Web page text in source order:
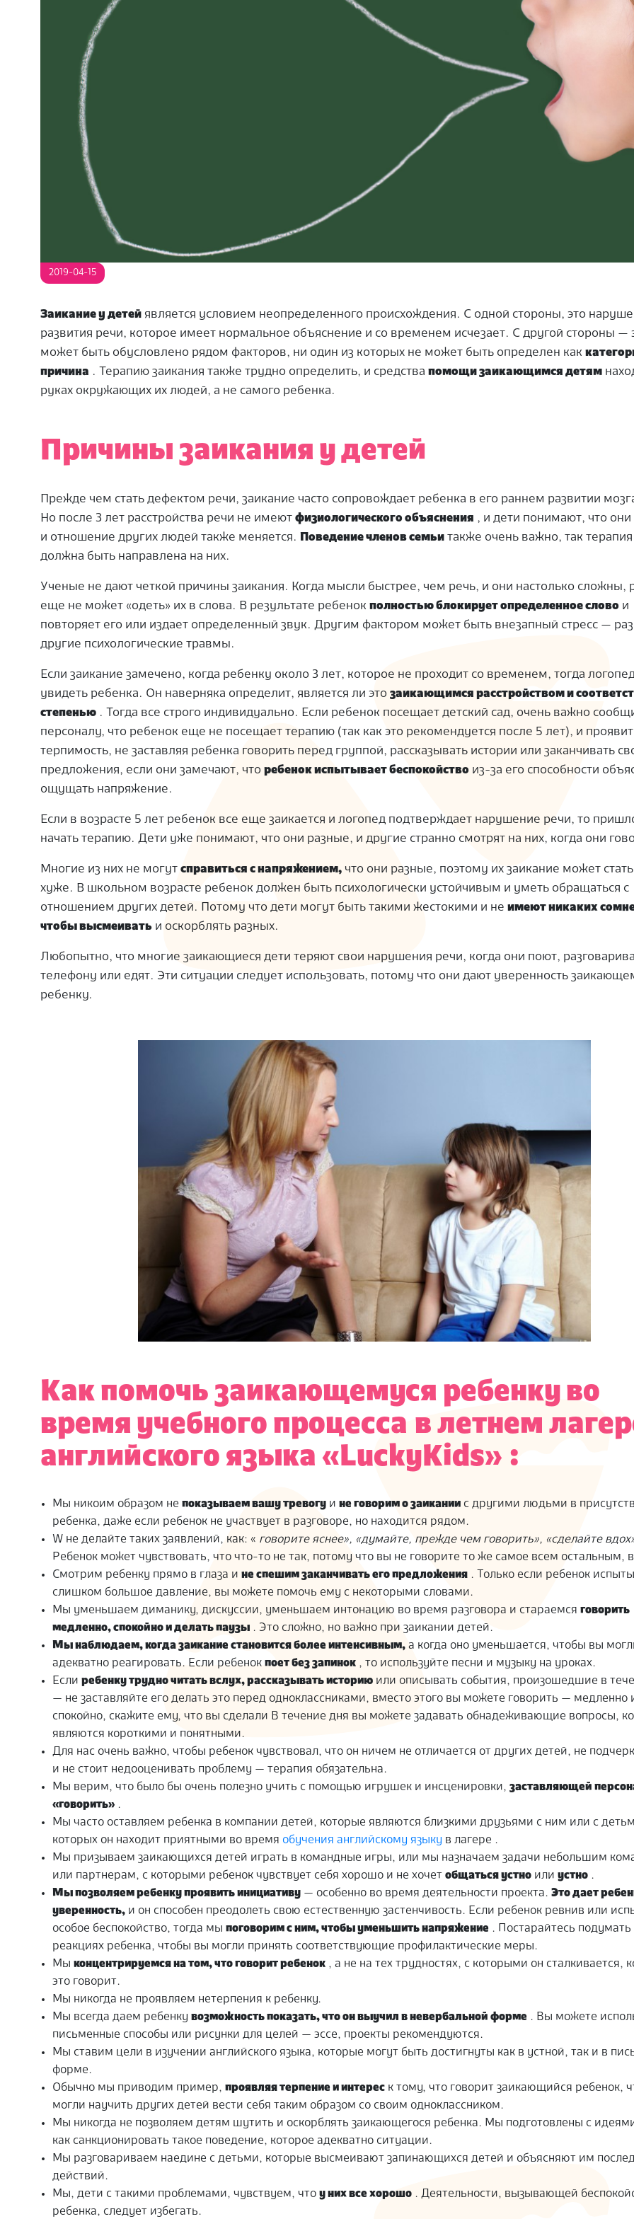
2019-04-15
Заикание у детей является условием неопределенного происхождения. С одной стороны, это
развития речи, которое имеет нормальное объяснение и со временем исчезает. С другой стороны —
может быть обусловлено рядом факторов, ни один из которых не может быть определен как
причина . Терапию заикания также трудно определить, и средства помощи заикающимся детям
руках окружающих их людей, а не самого ребенка.
Причины заикания у детей
Прежде чем стать дефектом речи, заикание часто сопровождает ребенка в его раннем развитии
Но после 3 лет расстройства речи не имеют физиологического объяснения , и дети понимают, что
и отношение других людей также меняется. Поведение членов семьи также очень важно, так
должна быть направлена на них.
Ученые не дают четкой причины заикания. Когда мысли быстрее, чем речь, и они настолько сложны,
еще не может «одеть» их в слова. В результате ребенок полностью блокирует определенное слово и
повторяет его или издает определенный звук. Другим фактором может быть внезапный стресс —
другие психологические травмы.
Если заикание замечено, когда ребенку около 3 лет, которое не проходит со временем, тогда
увидеть ребенка. Он наверняка определит, является ли это заикающимся расстройством и
степенью . Тогда все строго индивидуально. Если ребенок посещает детский сад, очень важно
персоналу, что ребенок еще не посещает терапию (так как это рекомендуется после 5 лет), и
терпимость, не заставляя ребенка говорить перед группой, рассказывать истории или заканчивать
предложения, если они замечают, что ребенок испытывает беспокойство из-за его способности
ощущать напряжение.
Если в возрасте 5 лет ребенок все еще заикается и логопед подтверждает нарушение речи, то
начать терапию. Дети уже понимают, что они разные, и другие странно смотрят на них, когда они
Многие из них не могут справиться с напряжением, что они разные, поэтому их заикание может
хуже. В школьном возрасте ребенок должен быть психологически устойчивым и уметь обращаться с
отношением других детей. Потому что дети могут быть такими жестокими и не имеют никаких
чтобы высмеивать и оскорблять разных.
Любопытно, что многие заикающиеся дети теряют свои нарушения речи, когда они поют,
телефону или едят. Эти ситуации следует использовать, потому что они дают уверенность
ребенку.
Как помочь заикающемуся ребенку во
время учебного процесса в летнем
английского языка «LuckyKids» :
Мы никоим образом непоказываем вашу тревогу ине говорим о заикании с другими людьми в
ребенка, даже если ребенок не участвует в разговоре, но находится рядом.
W не делайте таких заявлений, как: « говорите яснее», «думайте, прежде чем говорить», «сделайте
Ребенок может чувствовать, что что-то не так, потому что вы не говорите то же самое всем остальным,
Смотрим ребенку прямо в глаза ине спешим заканчивать его предложения . Только если ребенок
слишком большое давление, вы можете помочь ему с некоторыми словами.
Мы уменьшаем диманику, дискуссии, уменьшаем интонацию во время разговора и стараемсяговорить
медленно, спокойно и делать паузы . Это сложно, но важно при заикании детей.
Мы наблюдаем, когда заикание становится более интенсивным, а когда оно уменьшается, чтобы вы
адекватно реагировать. Если ребенокпоет без запинок , то используйте песни и музыку на уроках.
Еслиребенку трудно читать вслух, рассказывать историю или описывать события, произошедшие в
— не заставляйте его делать это перед одноклассниками, вместо этого вы можете говорить — медленно
спокойно, скажите ему, что вы сделали В течение дня вы можете задавать обнадеживающие вопросы,
являются короткими и понятными.
Для нас очень важно, чтобы ребенок чувствовал, что он ничем не отличается от других детей, не
и не стоит недооценивать проблему — терапия обязательна.
Мы верим, что было бы очень полезно учить с помощью игрушек и инсценировки,заставляющей
«говорить» .
Мы часто оставляем ребенка в компании детей, которые являются близкими друзьями с ним или с
которых он находит приятными во времяобучения английскому языку в лагере .
Мы призываем заикающихся детей играть в командные игры, или мы назначаем задачи небольшим
или партнерам, с которыми ребенок чувствует себя хорошо и не хочетобщаться устно илиустно .
Мы позволяем ребенку проявить инициативу — особенно во время деятельности проекта.Это дает
уверенность, и он способен преодолеть свою естественную застенчивость. Если ребенок ревнив или
особое беспокойство, тогда мыпоговорим с ним, чтобы уменьшить напряжение . Постарайтесь подумать
реакциях ребенка, чтобы вы могли принять соответствующие профилактические меры.
Мыконцентрируемся на том, что говорит ребенок , а не на тех трудностях, с которыми он сталкивается,
это говорит.
Мы никогда не проявляем нетерпения к ребенку.
Мы всегда даем ребенкувозможность показать, что он выучил в невербальной форме . Вы можете
письменные способы или рисунки для целей — эссе, проекты рекомендуются.
Мы ставим цели в изучении английского языка, которые могут быть достигнуты как в устной, так и в
форме.
Обычно мы приводим пример,проявляя терпение и интерес к тому, что говорит заикающийся ребенок,
могли научить других детей вести себя таким образом со своим одноклассником.
Мы никогда не позволяем детям шутить и оскорблять заикающегося ребенка. Мы подготовлены с
как санкционировать такое поведение, которое адекватно ситуации.
Мы разговариваем наедине с детьми, которые высмеивают запинающихся детей и объясняют им
действий.
Мы, дети с такими проблемами, чувствуем, чтоу них все хорошо . Деятельности, вызывающей
ребенка, следует избегать.